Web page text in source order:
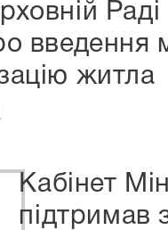
введення
житла
Кабінет
підтримав